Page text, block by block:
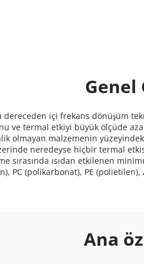
Genel
ve termal etkiyi büyük ölçüde
neredeyse hiçbir termal
PC (polikarbonat), PE
Ana